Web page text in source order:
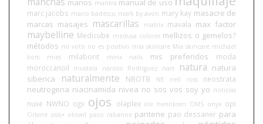
manos mantra manual de uso
marc jacobs mario badescu mark by avon mary kay masacre de
marcas masajes mascarillas matrix mavala max factor
maybelline Medicube medusa colores mellizos o gemelos?
métodos mi voto no es positivo mia skincare Mía skincare michael
kors
mies milaborit minx nails mis preferidos
moda
moroccanoil
mustela narciso Rodriguez nars natura natura
siberica
naturalmente NBOTB NE nell ross neostrata
neutrogena niacinamida nivea no sos vos soy yo noticias
nuxe NWNO ogx ojos olaplex ole henriksen OMS onyx opi
Orlane osis+ otowil paco rabanne pantene pao dessaner para